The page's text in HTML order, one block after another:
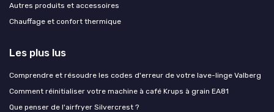
Autres produits et accessoires
Chauffage et confort thermique
Les plus lus
Comprendre et résoudre les codes d'erreur de votre lave-linge Valberg
Comment réinitialiser votre machine à café Krups à grain EA81
Que penser de l'airfryer Silvercrest ?